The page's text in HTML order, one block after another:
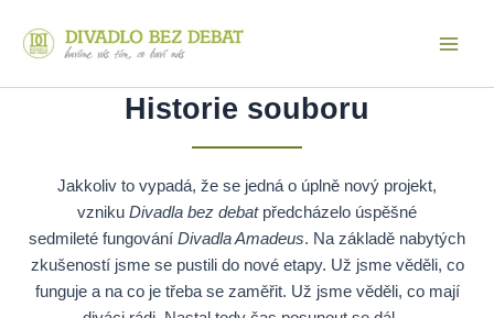
obsah
Historie souboru
Jakkoliv to vypadá, že se jedná o úplně nový projekt,
vzniku Divadla bez debat předcházelo úspěšné
sedmileté fungování Divadla Amadeus. Na základě nabytých
zkušeností jsme se pustili do nové etapy. Už jsme věděli, co
funguje a na co je třeba se zaměřit. Už jsme věděli, co mají